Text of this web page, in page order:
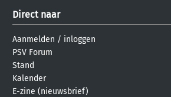
Direct naar
Aanmelden / inloggen
PSV Forum
Stand
Kalender
E-zine (nieuwsbrief)